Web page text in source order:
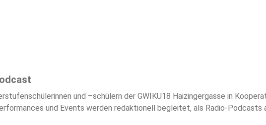
und –schülern der GWIKU18 Haizingergasse in
und Events werden redaktionell begleitet, als Radio-